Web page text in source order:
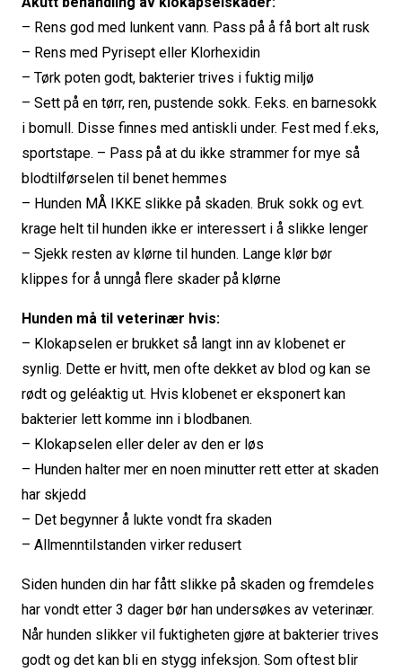
– Rens god med lunkent vann. Pass på å få bort alt rusk
– Rens med Pyrisept eller Klorhexidin
– Tørk poten godt, bakterier trives i fuktig miljø
– Sett på en tørr, ren, pustende sokk. F.eks. en barnesokk
i bomull. Disse finnes med antiskli under. Fest med f.eks,
sportstape. – Pass på at du ikke strammer for mye så
blodtilførselen til benet hemmes
– Hunden MÅ IKKE slikke på skaden. Bruk sokk og evt.
krage helt til hunden ikke er interessert i å slikke lenger
– Sjekk resten av klørne til hunden. Lange klør bør
klippes for å unngå flere skader på klørne
Hunden må til veterinær hvis:
– Klokapselen er brukket så langt inn av klobenet er
synlig. Dette er hvitt, men ofte dekket av blod og kan se
rødt og geléaktig ut. Hvis klobenet er eksponert kan
bakterier lett komme inn i blodbanen.
– Klokapselen eller deler av den er løs
– Hunden halter mer en noen minutter rett etter at skaden
har skjedd
– Det begynner å lukte vondt fra skaden
– Allmenntilstanden virker redusert
Siden hunden din har fått slikke på skaden og fremdeles
har vondt etter 3 dager bør han undersøkes av veterinær.
Når hunden slikker vil fuktigheten gjøre at bakterier trives
godt og det kan bli en stygg infeksjon. Som oftest blir